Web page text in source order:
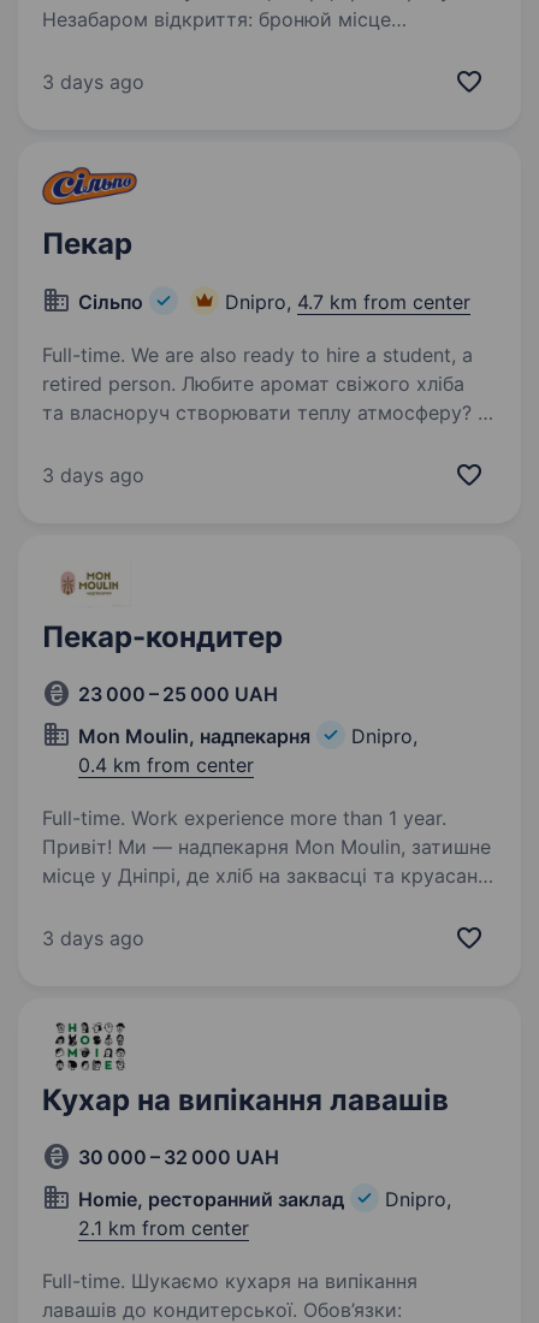
Незабаром відкриття: бронюй місце
«Філософія» ми готуємо не просто страви.
3 days ago
Пекар
Сільпо Dnipro, 4.7 km from center
Full-time. We are also ready to hire a student, a
retired person. Любите аромат свіжого хліба
та власноруч створювати теплу атмосферу? У
Гості з радістю несуть у свої домівки.
3 days ago
Пекар-кондитер
23 000 – 25 000 UAH
Mon Moulin, надпекарня
Dnipro,
0.4 km from center
Full-time. Work experience more than 1 year.
Привіт! Ми — надпекарня Mon Moulin, затишне
місце у Дніпрі, де хліб на заквасці та круасани
кожного гостя. Якщо ти цінуєш натуральність,
3 days ago
Кухар на випікання лавашів
30 000 – 32 000 UAH
Homie, ресторанний заклад
Dnipro,
2.1 km from center
Full-time. Шукаємо кухаря на випікання
лавашів до кондитерської. Обов’язки: